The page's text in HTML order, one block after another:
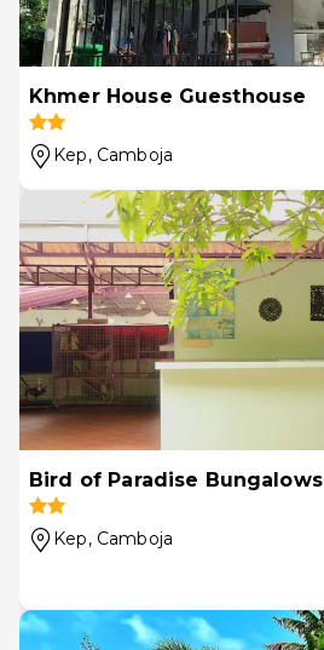
Khmer House Guesthouse
Kep, Camboja
Bird of Paradise Bungalows
Kep, Camboja